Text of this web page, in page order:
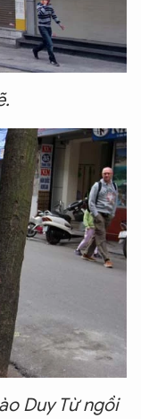
Duy Từ ngồi
biết về
hỗ trợ!